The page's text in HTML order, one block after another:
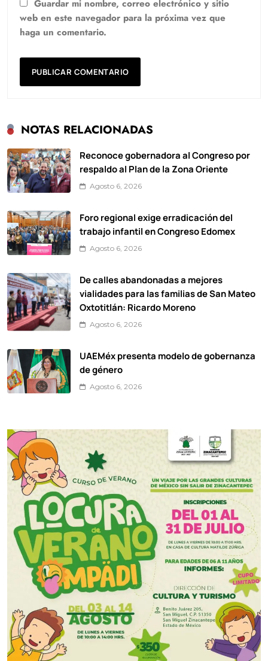
Guardar mi nombre, correo electrónico y sitio
web en este navegador para la próxima vez que
haga un comentario.
NOTAS RELACIONADAS
Reconoce gobernadora al Congreso por
respaldo al Plan de la Zona Oriente
Agosto 6, 2026
Foro regional exige erradicación del
trabajo infantil en Congreso Edomex
Agosto 6, 2026
De calles abandonadas a mejores
vialidades para las familias de San Mateo
Oxtotitlán: Ricardo Moreno
Agosto 6, 2026
UAEMéx presenta modelo de gobernanza
de género
Agosto 6, 2026